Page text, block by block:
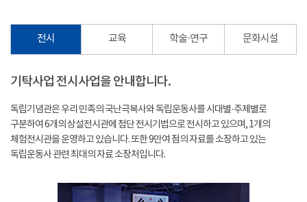
전시 교육 학술·연구 문화시설
기탁사업 전시사업을 안내합니다.
독립기념관은 우리 민족의 국난극복사와 독립운동사를 시대별·주제별로
구분하여 6개의 상설전시관에 첨단 전시기법으로 전시하고 있으며, 1개의
체험전시관을 운영하고 있습니다. 또한 9만여 점의 자료를 소장하고 있는
독립운동사 관련 최대의 자료 소장처입니다.